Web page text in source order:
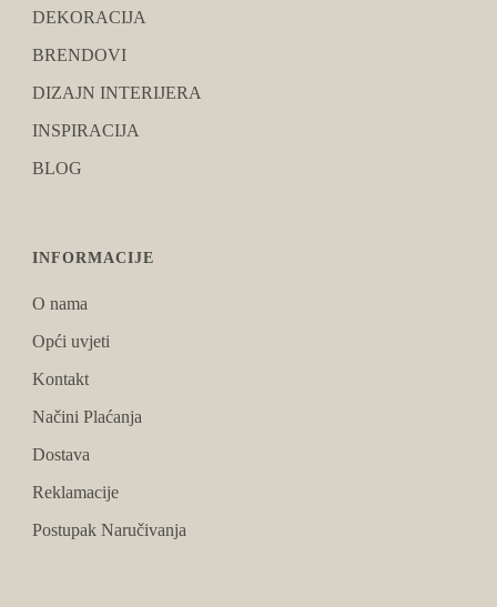
DEKORACIJA
BRENDOVI
DIZAJN INTERIJERA
INSPIRACIJA
BLOG
INFORMACIJE
O nama
Opći uvjeti
Kontakt
Načini Plaćanja
Dostava
Reklamacije
Postupak Naručivanja